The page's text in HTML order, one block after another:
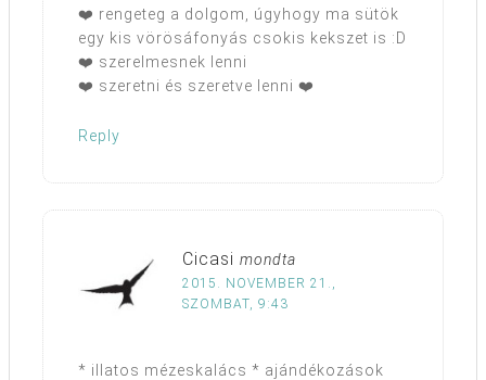
❤️ rengeteg a dolgom, úgyhogy ma sütök
egy kis vörösáfonyás csokis kekszet is :D
❤️ szerelmesnek lenni
❤️ szeretni és szeretve lenni ❤️
Reply
Cicasi mondta
2015. NOVEMBER 21.,
SZOMBAT, 9:43
* illatos mézeskalács * ajándékozások